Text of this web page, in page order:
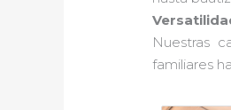
Nuestras
familiares